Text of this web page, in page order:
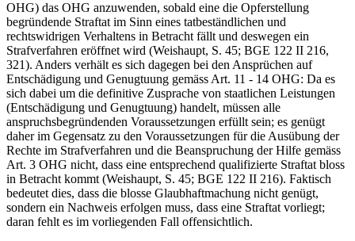
OHG) das OHG anzuwenden, sobald eine die Opferstellung
begründende Straftat im Sinn eines tatbeständlichen und
rechtswidrigen Verhaltens in Betracht fällt und deswegen ein
Strafverfahren eröffnet wird (Weishaupt, S. 45; BGE 122 II 216,
321). Anders verhält es sich dagegen bei den Ansprüchen auf
Entschädigung und Genugtuung gemäss Art. 11 - 14 OHG: Da es
sich dabei um die definitive Zusprache von staatlichen Leistungen
(Entschädigung und Genugtuung) handelt, müssen alle
anspruchsbegründenden Voraussetzungen erfüllt sein; es genügt
daher im Gegensatz zu den Voraussetzungen für die Ausübung der
Rechte im Strafverfahren und die Beanspruchung der Hilfe gemäss
Art. 3 OHG nicht, dass eine entsprechend qualifizierte Straftat bloss
in Betracht kommt (Weishaupt, S. 45; BGE 122 II 216). Faktisch
bedeutet dies, dass die blosse Glaubhaftmachung nicht genügt,
sondern ein Nachweis erfolgen muss, dass eine Straftat vorliegt;
daran fehlt es im vorliegenden Fall offensichtlich.